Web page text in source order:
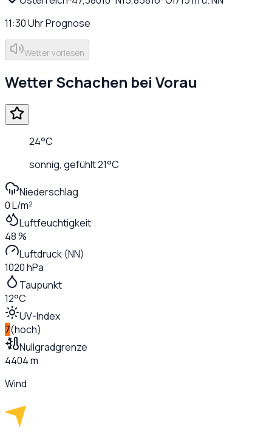
11:30UhrPrognose
Wetter vorlesen
WetterSchachen bei Vorau
24°C
sonnig, gefühlt21°C
Niederschlag
0 L/m²
Luftfeuchtigkeit
48 %
Luftdruck (NN)
1020 hPa
Taupunkt
12°C
UV-Index
7(hoch)
Nullgradgrenze
4404 m
Wind